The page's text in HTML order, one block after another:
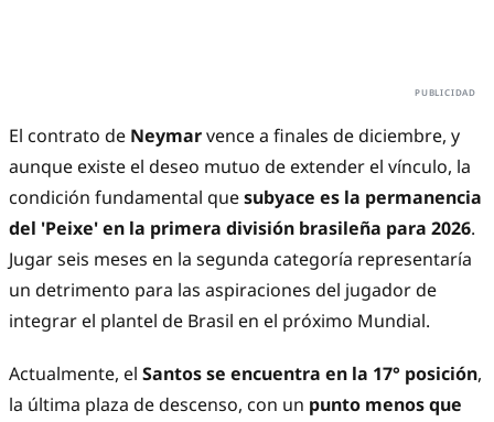
El contrato de Neymarvence a finales de diciembre, y
aunque existe el deseo mutuo de extender el vínculo, la
condición fundamental quesubyace es la permanencia
del 'Peixe' en la primera división brasileña para 2026.
Jugar seis meses en la segunda categoría representaría
un detrimento para las aspiraciones del jugador de
integrar el plantel de Brasil en el próximo Mundial.
Actualmente, el Santos se encuentra en la 17° posición,
la última plaza de descenso, con un punto menos que